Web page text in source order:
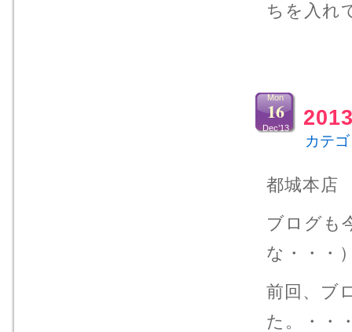
ちを入れ
Mon
16
Dec’13
カテ
都城本
ブログも
な・・・
前回、ブ
た。・・